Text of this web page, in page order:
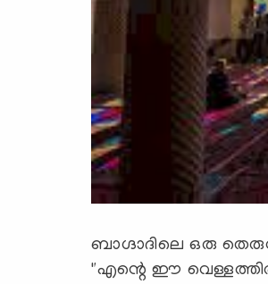
ബാഗ്ദാദിലെ ഒരു
"എന്റെ ഈ